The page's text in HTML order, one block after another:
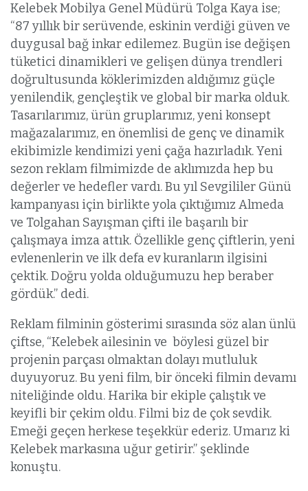
Kelebek Mobilya Genel Müdürü Tolga Kaya ise;
“87 yıllık bir serüvende, eskinin verdiği güven ve
duygusal bağ inkar edilemez. Bugün ise değişen
tüketici dinamikleri ve gelişen dünya trendleri
doğrultusunda köklerimizden aldığımız güçle
yenilendik, gençleştik ve global bir marka olduk.
Tasarılarımız, ürün gruplarımız, yeni konsept
mağazalarımız, en önemlisi de genç ve dinamik
ekibimizle kendimizi yeni çağa hazırladık. Yeni
sezon reklam filmimizde de aklımızda hep bu
değerler ve hedefler vardı. Bu yıl Sevgililer Günü
kampanyası için birlikte yola çıktığımız Almeda
ve Tolgahan Sayışman çifti ile başarılı bir
çalışmaya imza attık. Özellikle genç çiftlerin, yeni
evlenenlerin ve ilk defa ev kuranların ilgisini
çektik. Doğru yolda olduğumuzu hep beraber
gördük.” dedi.
Reklam filminin gösterimi sırasında söz alan ünlü
çiftse, “Kelebek ailesinin ve böylesi güzel bir
projenin parçası olmaktan dolayı mutluluk
duyuyoruz. Bu yeni film, bir önceki filmin devamı
niteliğinde oldu. Harika bir ekiple çalıştık ve
keyifli bir çekim oldu. Filmi biz de çok sevdik.
Emeği geçen herkese teşekkür ederiz. Umarız ki
Kelebek markasına uğur getirir.” şeklinde
konuştu.